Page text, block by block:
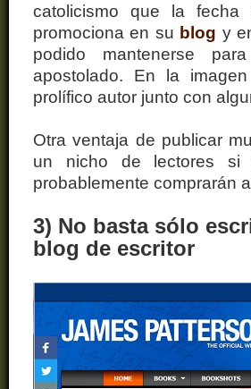
catolicismo que la
promociona en su blog y
podido mantenerse
apostolado. En la
prolífico autor junto con
Otra ventaja de publicar
un nicho de lectores
probablemente comprarán
3) No basta sólo
blog de escritor